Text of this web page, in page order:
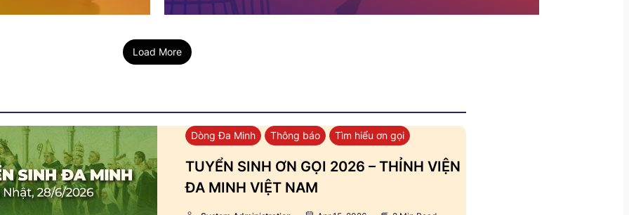
Load More
Dòng Đa Minh Thông báo Tìm hiểu ơn gọi
TUYỂN SINH ƠN GỌI 2026 – THỈNH VIỆN
ĐA MINH VIỆT NAM